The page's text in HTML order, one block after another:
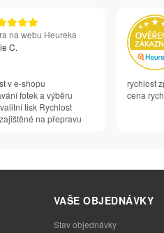
na webu Heureka
C.
v e-shopu
fotek a výběru
tisk Rychlost
na přepravu
rychlost
cena
VAŠE OBJEDNÁVKY
Stav objednávky